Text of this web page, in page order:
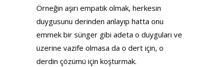
Örneğin aşırı empatik olmak, herkesin
duygusunu derinden anlayıp hatta onu
emmek bir sünger gibi adeta o duyguları ve
üzerine vazife olmasa da o dert için, o
derdin çözümü için koşturmak.